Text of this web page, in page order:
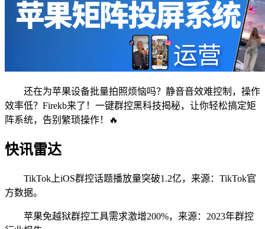
还在为苹果设备批量拍照烦恼吗？静音音效难控制，操作
效率低？Firekb来了！一键群控黑科技揭秘，让你轻松搞定矩
阵系统，告别繁琐操作！🔥
快讯雷达
TikTok上iOS群控话题播放量突破1.2亿，来源：TikTok官
方数据。
苹果免越狱群控工具需求激增200%，来源：2023年群控